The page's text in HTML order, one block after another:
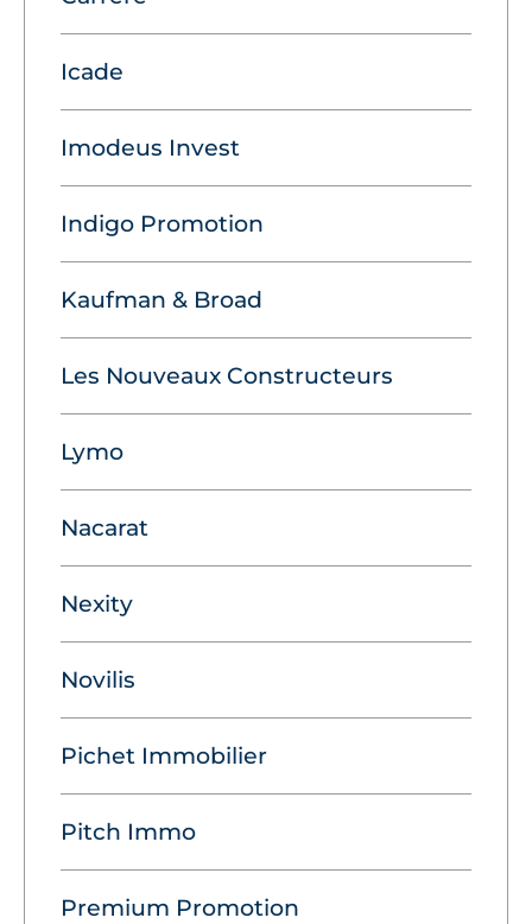
Icade
Imodeus Invest
Indigo Promotion
Kaufman & Broad
Les Nouveaux Constructeurs
Lymo
Nacarat
Nexity
Novilis
Pichet Immobilier
Pitch Immo
Premium Promotion